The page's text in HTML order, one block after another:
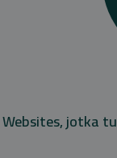
Websites, jotka